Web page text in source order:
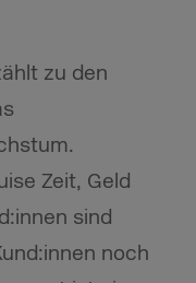
zu den
Zeit, Geld
sind
noch